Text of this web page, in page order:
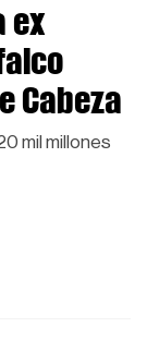
ex
Cabeza
mil millones